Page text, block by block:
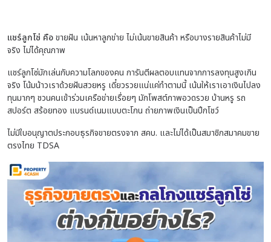
แชร์ลูกโซ่ คือขายฝัน เน้นหาลูกข่าย ไม่เน้นขายสินค้า หรือบางรายสินค้าไม่มี
จริง ไม่ได้คุณภาพ
แชร์ลูกโซ่มักเล่นกับความโลภของคน การันตีผลตอบแทนจากการลงทุนสูงเกิน
จริง โน้มน้าวเราด้วยฝันสวยหรู เดี๋ยวรวยแน่แค่ทำตามนี้ เน้นให้เราเอาเงินไปลง
ทุนมากๆ ชวนคนเข้าร่วมเครือข่ายเรื่อยๆ มักโพสต์ภาพอวดรวย บ้านหรู รถ
สปอร์ต สร้อยทอง แบรนด์เนมแบบตะโกน ถ่ายภาพเงินเป็นปึกโชว์
ไม่มีใบอนุญาตประกอบธุรกิจขายตรงจาก สคบ. และไม่ได้เป็นสมาชิกสมาคมขาย
ตรงไทย TDSA